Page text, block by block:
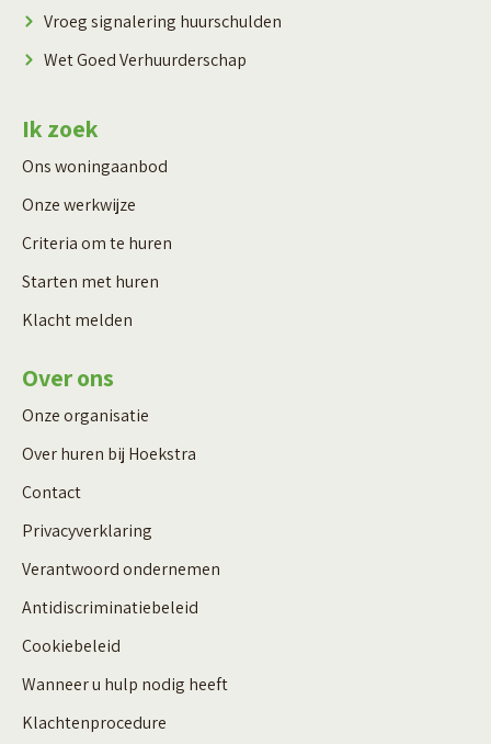
Vroeg signalering huurschulden
Wet Goed Verhuurderschap
Ik zoek
Ons woningaanbod
Onze werkwijze
Criteria om te huren
Starten met huren
Klacht melden
Over ons
Onze organisatie
Over huren bij Hoekstra
Contact
Privacyverklaring
Verantwoord ondernemen
Antidiscriminatiebeleid
Cookiebeleid
Wanneer u hulp nodig heeft
Klachtenprocedure